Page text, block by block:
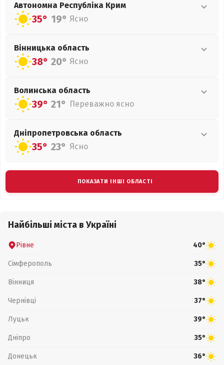
Автономна Республіка Крим
35° 19° Ясно
Вінницька область
38° 20° Ясно
Волинська область
39° 21° Переважно ясно
Дніпропетровська область
35° 23° Ясно
ПОКАЗАТИ ІНШІ ОБЛАСТІ
Найбільші міста в Україні
Рівне 40°
Сімферополь 35°
Вінниця 38°
Чернівці 37°
Луцьк 39°
Дніпро 35°
Донецьк 36°